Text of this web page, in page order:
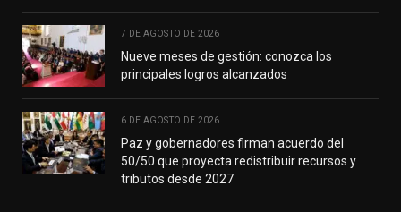
7 DE AGOSTO DE 2026
Nueve meses de gestión: conozca los
principales logros alcanzados
6 DE AGOSTO DE 2026
Paz y gobernadores firman acuerdo del
50/50 que proyecta redistribuir recursos y
tributos desde 2027